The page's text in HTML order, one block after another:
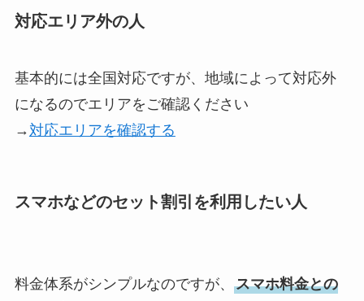
対応エリア外の人
基本的には全国対応ですが、地域によって対応外
になるのでエリアをご確認ください
→ 対応エリアを確認する
スマホなどのセット割引を利用したい人
料金体系がシンプルなのですが、 スマホ料金との